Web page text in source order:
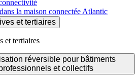
la maison connectée Atlantic
et tertiaires
et tertiaires
réversible pour bâtiments
et collectifs